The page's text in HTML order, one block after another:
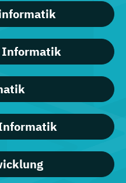
Informatik